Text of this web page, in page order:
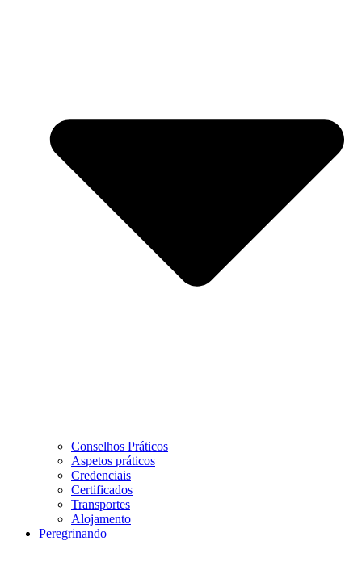
Conselhos Práticos
Aspetos práticos
Credenciais
Certificados
Transportes
Alojamento
Peregrinando